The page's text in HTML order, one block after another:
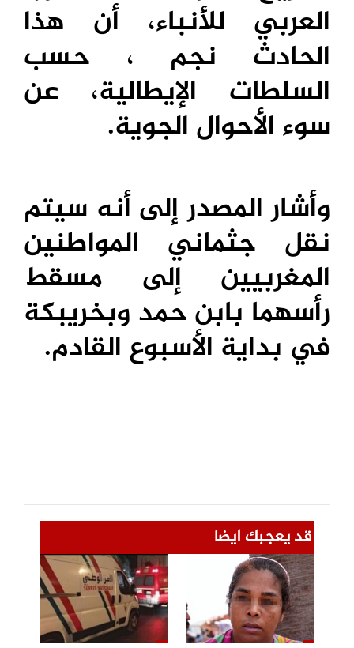
العربي للأنباء، أن هذا
الحادث نجم ، حسب
السلطات الإيطالية، عن
سوء الأحوال الجوية.
وأشار المصدر إلى أنه سيتم
نقل جثماني المواطنين
المغربيين إلى مسقط
رأسهما بابن حمد وبخريبكة
في بداية الأسبوع القادم.
قد يعجبك ايضا